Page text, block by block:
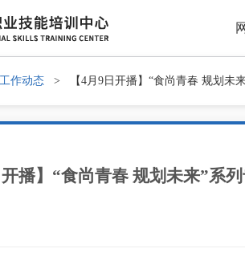
工作动态 > 【4月9日开播】“食尚青春 规划未
开播】“食尚青春 规划未来”系